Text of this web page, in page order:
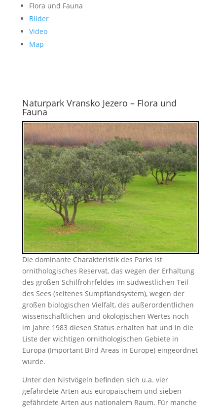
Flora und Fauna
Bilder
Video
Map
Naturpark Vransko Jezero – Flora und
Fauna
Die dominante Charakteristik des Parks ist
ornithologisches Reservat, das wegen der Erhaltung
des großen Schilfrohrfeldes im südwestlichen Teil
des Sees (seltenes Sumpflandsystem), wegen der
großen biologischen Vielfalt, des außerordentlichen
wissenschaftlichen und ökologischen Wertes noch
im Jahre 1983 diesen Status erhalten hat und in die
Liste der wichtigen ornithologischen Gebiete in
Europa (Important Bird Areas in Europe) eingeordnet
wurde.
Unter den Nistvögeln befinden sich u.a. vier
gefährdete Arten aus europäischem und sieben
gefährdete Arten aus nationalem Raum. Für manche